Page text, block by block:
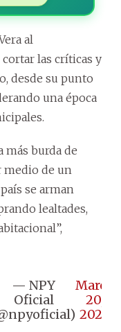
al
las críticas y
desde su punto
una época
más burda de
medio de un
se arman
lealtades,
— NPY
Oficial
March
20,
2026